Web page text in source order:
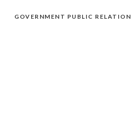
GOVERNMENT PUBLIC RELATION